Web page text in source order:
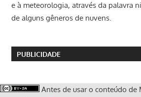
e à meteorologia, através da palavra
de alguns gêneros de nuvens.
PUBLICIDADE
Antes de usar o conteúdo